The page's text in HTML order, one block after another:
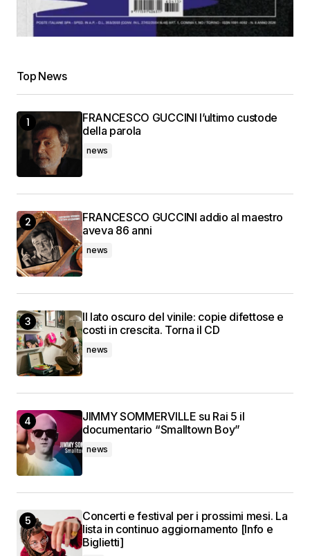
Top News
FRANCESCO GUCCINI l’ultimo custode
della parola
news
FRANCESCO GUCCINI addio al maestro
aveva 86 anni
news
Il lato oscuro del vinile: copie difettose e
costi in crescita. Torna il CD
news
JIMMY SOMMERVILLE su Rai 5 il
documentario “Smalltown Boy”
news
Concerti e festival per i prossimi mesi. La
lista in continuo aggiornamento [Info e
Biglietti]